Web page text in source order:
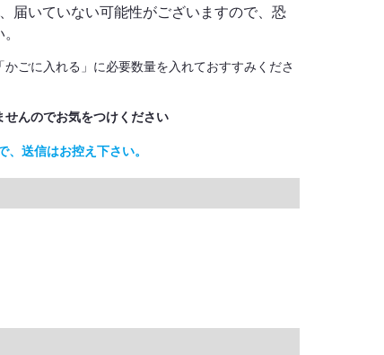
届いていない可能性がございますので、恐
ごに入れる」に必要数量を入れておすすみくださ
んのでお気をつけください
送信はお控え下さい。